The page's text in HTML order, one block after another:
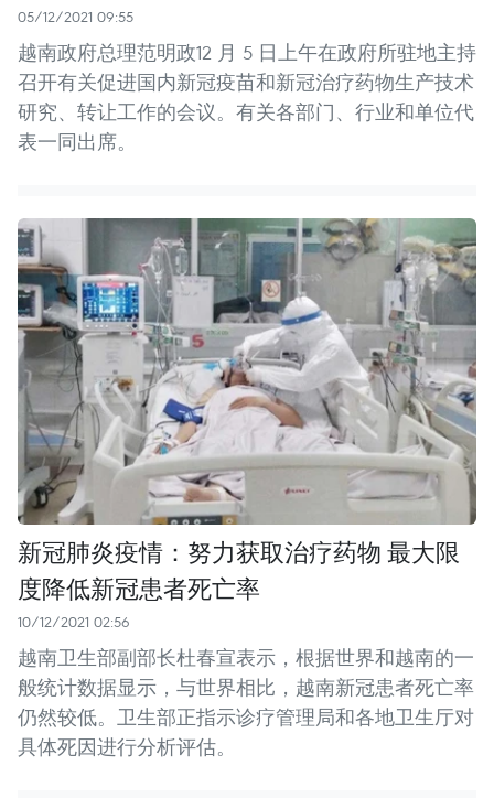
05/12/2021 09:55
越南政府总理范明政12 月 5 日上午在政府所驻地主持
召开有关促进国内新冠疫苗和新冠治疗药物生产技术
研究、转让工作的会议。有关各部门、行业和单位代
表一同出席。
新冠肺炎疫情：努力获取治疗药物 最大限
度降低新冠患者死亡率
10/12/2021 02:56
越南卫生部副部长杜春宣表示，根据世界和越南的一
般统计数据显示，与世界相比，越南新冠患者死亡率
仍然较低。卫生部正指示诊疗管理局和各地卫生厅对
具体死因进行分析评估。